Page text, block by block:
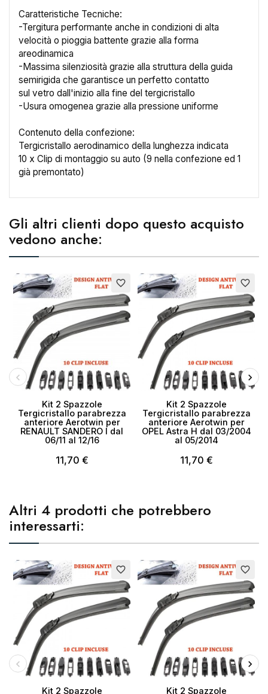
Caratteristiche Tecniche:
-Tergitura performante anche in condizioni di alta
velocità o pioggia battente grazie alla forma
areodinamica
-Massima silenziosità grazie alla struttura della guida
semirigida che garantisce un perfetto contatto
sul vetro dall'inizio alla fine del tergicristallo
-Usura omogenea grazie alla pressione uniforme
Contenuto della confezione:
Tergicristallo aerodinamico della lunghezza indicata
10 x Clip di montaggio su auto (9 nella confezione ed 1
già premontato)
Gli altri clienti dopo questo acquisto
vedono anche:
favorite_border
Kit 2 Spazzole
Tergicristallo parabrezza
anteriore Aerotwin per
RENAULT SANDERO I dal
06/11 al 12/16
11,70 €
favorite_border
Kit 2 Spazzole
Tergicristallo parabrezza
anteriore Aerotwin per
OPEL Astra H dal 03/2004
al 05/2014
11,70 €
Altri 4 prodotti che potrebbero
interessarti:
favorite_border
Kit 2 Spazzole
favorite_border
Kit 2 Spazzole
Crea lista dei desideri ×
Nome lista dei desideri